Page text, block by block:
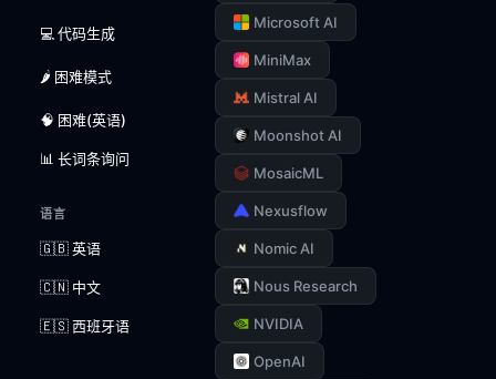
💻 代码生成
🌶️ 困难模式
🧠 困难(英语)
📊 长词条询问
语言
🇬🇧 英语
🇨🇳 中文
🇪🇸 西班牙语
Microsoft AI
MiniMax
Mistral AI
Moonshot AI
MosaicML
Nexusflow
Nomic AI
Nous Research
NVIDIA
OpenAI